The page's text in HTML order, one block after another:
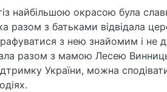
найбільшою окрасою була
разом з батьками відвідала
з нею знайомим і
разом з мамою Лесею
України, можна